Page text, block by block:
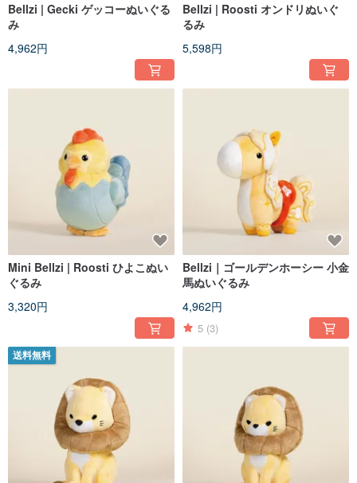
Bellzi | Gecki ゲッコーぬいぐる
み
4,962円
Bellzi | Roosti オンドリぬいぐ
るみ
5,598円
Mini Bellzi | Roosti ひよこぬい
ぐるみ
3,320円
Bellzi｜ゴールデンホーシー 小金
馬ぬいぐるみ
4,962円
5 (3)
送料無料